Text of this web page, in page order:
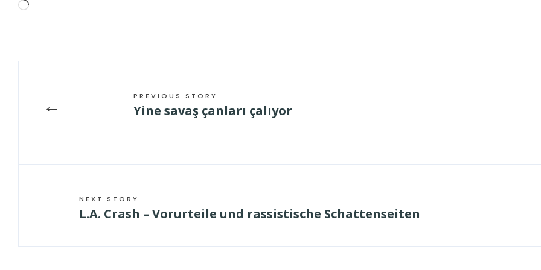
Wird
← PREVIOUS STORY
Yine savaş çanları çalıyor
NEXT STORY
L.A. Crash – Vorurteile und rassistische Schattenseiten